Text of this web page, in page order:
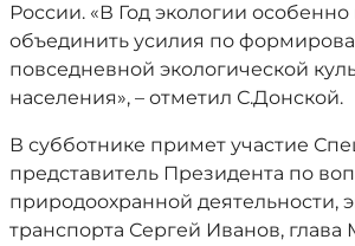
России. «В Год экологии
объединить усилия по
повседневной экологической
населения», – отметил С.Донской.
В субботнике примет участие
представитель Президента по
природоохранной деятельности,
транспорта Сергей Иванов,